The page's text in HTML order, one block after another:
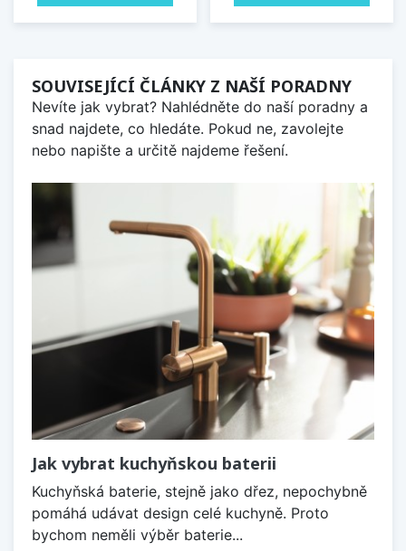
SOUVISEJÍCÍ ČLÁNKY Z NAŠÍ PORADNY
Nevíte jak vybrat? Nahlédněte do naší poradny a
snad najdete, co hledáte. Pokud ne, zavolejte
nebo napište a určitě najdeme řešení.
Jak vybrat kuchyňskou baterii
Kuchyňská baterie, stejně jako dřez, nepochybně
pomáhá udávat design celé kuchyně. Proto
bychom neměli výběr baterie...